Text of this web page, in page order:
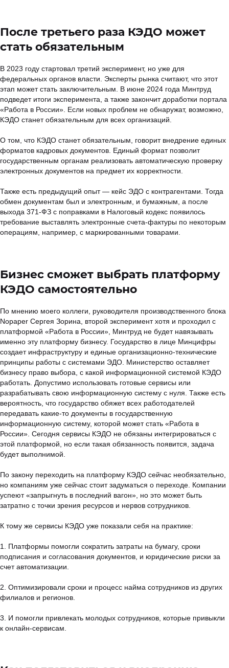
После третьего раза КЭДО может
стать обязательным
В 2023 году стартовал третий эксперимент, но уже для
федеральных органов власти. Эксперты рынка считают, что этот
этап может стать заключительным. В июне 2024 года Минтруд
подведет итоги эксперимента, а также закончит доработки портала
«Работа в России». Если новых проблем не обнаружат, возможно,
КЭДО станет обязательным для всех организаций.
О том, что КЭДО станет обязательным, говорит внедрение единых
форматов кадровых документов. Единый формат позволит
государственным органам реализовать автоматическую проверку
электронных документов на предмет их корректности.
Также есть предыдущий опыт — кейс ЭДО с контрагентами. Тогда
обмен документам был и электронным, и бумажным, а после
выхода 371-ФЗ с поправками в Налоговый кодекс появилось
требование выставлять электронные счета-фактуры по некоторым
операциям, например, с маркированными товарами.
Бизнес сможет выбрать платформу
КЭДО самостоятельно
По мнению моего коллеги, руководителя производственного блока
Nopaper Сергея Зорина, второй эксперимент хотя и проходил с
платформой «Работа в России», Минтруд не будет навязывать
именно эту платформу бизнесу. Государство в лице Минцифры
создает инфраструктуру и единые организационно-технические
принципы работы с системами ЭДО. Министерство оставляет
бизнесу право выбора, с какой информационной системой КЭДО
работать. Допустимо использовать готовые сервисы или
разрабатывать свою информационную систему с нуля. Также есть
вероятность, что государство обяжет всех работодателей
передавать какие-то документы в государственную
информационную систему, которой может стать «Работа в
России». Сегодня сервисы КЭДО не обязаны интегрироваться с
этой платформой, но если такая обязанность появится, задача
будет выполнимой.
По закону переходить на платформу КЭДО сейчас необязательно,
но компаниям уже сейчас стоит задуматься о переходе. Компании
успеют «запрыгнуть в последний вагон», но это может быть
затратно с точки зрения ресурсов и нервов сотрудников.
К тому же сервисы КЭДО уже показали себя на практике:
1. Платформы помогли сократить затраты на бумагу, сроки
подписания и согласования документов, и юридические риски за
счет автоматизации.
2. Оптимизировали сроки и процесс найма сотрудников из других
филиалов и регионов.
3. И помогли привлекать молодых сотрудников, которые привыкли
к онлайн-сервисам.